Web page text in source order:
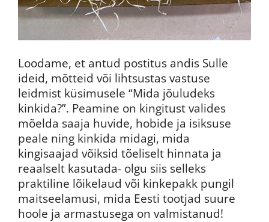
Loodame, et antud postitus andis Sulle
ideid, mõtteid või lihtsustas vastuse
leidmist küsimusele “Mida jõuludeks
kinkida?”. Peamine on kingitust valides
mõelda saaja huvide, hobide ja isiksuse
peale ning kinkida midagi, mida
kingisaajad võiksid tõeliselt hinnata ja
reaalselt kasutada- olgu siis selleks
praktiline lõikelaud või kinkepakk pungil
maitseelamusi, mida Eesti tootjad suure
hoole ja armastusega on valmistanud!